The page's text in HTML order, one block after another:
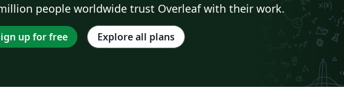
people worldwide trust Overleaf with their work.
up for free Explore all plans